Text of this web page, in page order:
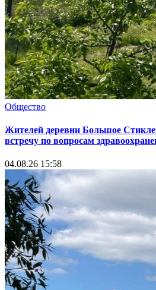
Общество
Жителей деревни Большое
встречу по вопросам
04.08.26 15:58